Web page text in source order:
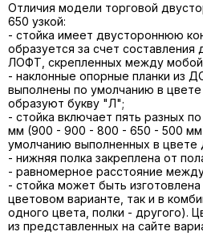
Отличия модели торговой
650 узкой:
- стойка имеет двустороннюю
образуется за счет составления
ЛОФТ, скрепленных между
- наклонные опорные планки из
выполнены по умолчанию в
образуют букву "Л";
- стойка включает пять разных
мм (900 - 900 - 800 - 650 - 500
умолчанию выполненных в
- нижняя полка закреплена от
- равномерное расстояние
- стойка может быть
цветовом варианте, так и в
одного цвета, полки - другого).
из представленных на сайте